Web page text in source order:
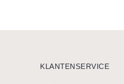
KLANTENSERVICE